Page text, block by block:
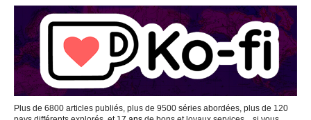
Plus de 6800 articles publiés, plus de 9500 séries abordées, plus de 120